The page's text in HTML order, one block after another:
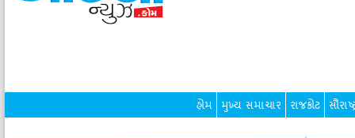
હોમ મુખ્ય સમાચાર રાજકોટ